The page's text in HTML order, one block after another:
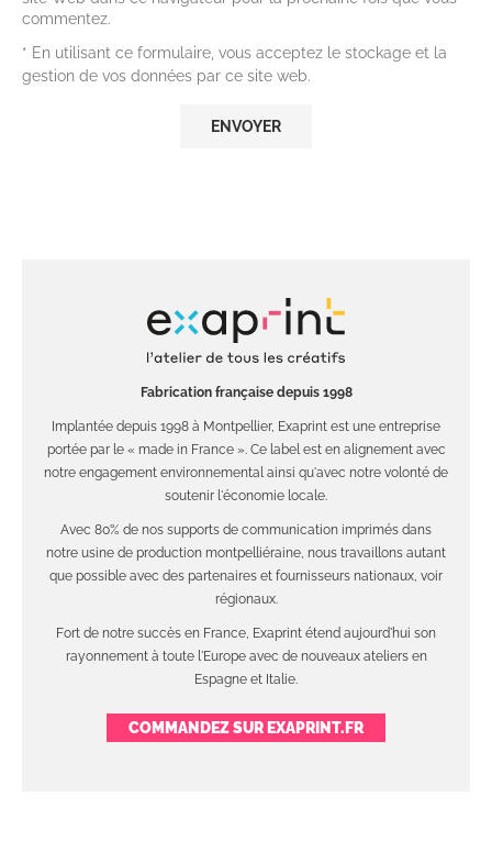
commentez.
* En utilisant ce formulaire, vous acceptez le stockage et la
gestion de vos données par ce site web.
Fabrication française depuis 1998
Implantée depuis 1998 à Montpellier, Exaprint est une entreprise
portée par le « made in France ». Ce label est en alignement avec
notre engagement environnemental ainsi qu'avec notre volonté de
soutenir l'économie locale.
Avec 80% de nos supports de communication imprimés dans
notre usine de production montpelliéraine, nous travaillons autant
que possible avec des partenaires et fournisseurs nationaux, voir
régionaux.
Fort de notre succès en France, Exaprint étend aujourd'hui son
rayonnement à toute l'Europe avec de nouveaux ateliers en
Espagne et Italie.
COMMANDEZ SUR EXAPRINT.FR